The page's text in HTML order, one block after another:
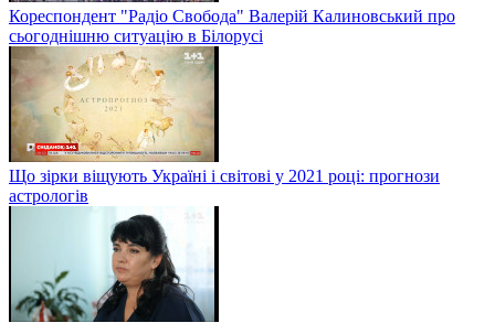
Кореспондент "Радіо Свобода" Валерій Калиновський про
сьогоднішню ситуацію в Білорусі
Що зірки віщують Україні і світові у 2021 році: прогнози
астрологів